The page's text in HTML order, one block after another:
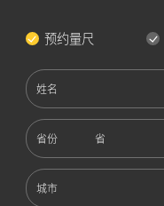
预约量尺
姓名
省份
城市